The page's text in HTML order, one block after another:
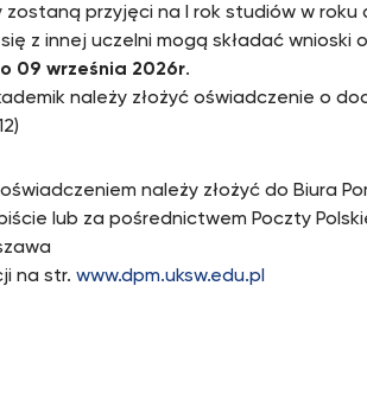
przyjęci na I rok studiów w roku
z innej uczelni mogą składać wnioski
09 września 2026r.
należy złożyć oświadczenie o
należy złożyć do Biura
lub za pośrednictwem Poczty
na str. www.dpm.uksw.edu.pl